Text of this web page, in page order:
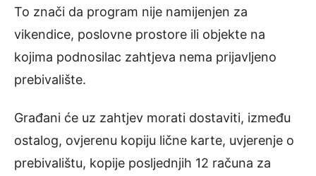
To znači da program nije namijenjen za
vikendice, poslovne prostore ili objekte na
kojima podnosilac zahtjeva nema prijavljeno
prebivalište.
Građani će uz zahtjev morati dostaviti, između
ostalog, ovjerenu kopiju lične karte, uvjerenje o
prebivalištu, kopije posljednjih 12 računa za